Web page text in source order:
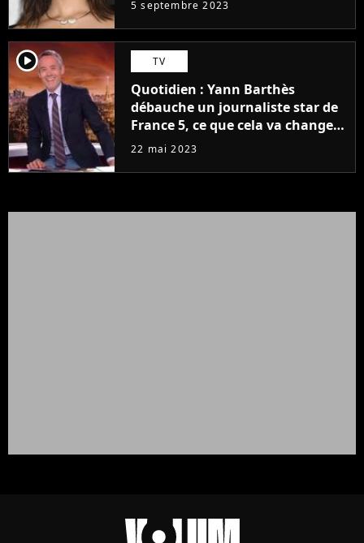
5 septembre 2023
player2 TV
Quotidien : Yann Barthès
débauche un journaliste star de
France 5, ce que cela va changer
à la rentrée
22 mai 2023